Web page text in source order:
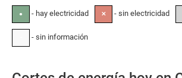
● - hay electricidad ✕ - sin electricidad
- sin información